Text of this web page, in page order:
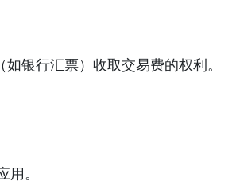
银行汇票）收取交易费的权利。
。